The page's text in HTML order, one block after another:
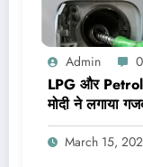
Admin 0
LPG और Petrol
मोदी ने लगाया
March 15,